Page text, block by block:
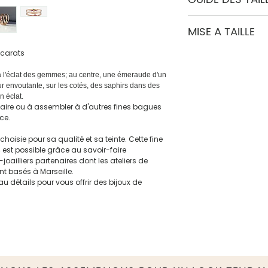
carats
des gemmes; au centre, une émeraude d'un
envoutante, sur les cotés, des saphirs dans des
éclat.
ou à assembler à d'autres fines bagues
pour sa qualité et sa teinte. Cette fine
possible grâce au savoir-faire
partenaires dont les ateliers de
basés à Marseille.
détails pour vous offrir des bijoux de
Merci de vous tenir
l’eau savonneuse.
MISE A TAILLE